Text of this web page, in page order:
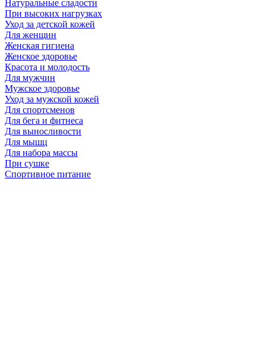
Натуральные сладости
При высоких нагрузках
Уход за детской кожей
Для женщин
Женская гигиена
Женское здоровье
Красота и молодость
Для мужчин
Мужское здоровье
Уход за мужской кожей
Для спортсменов
Для бега и фитнеса
Для выносливости
Для мышц
Для набора массы
При сушке
Спортивное питание